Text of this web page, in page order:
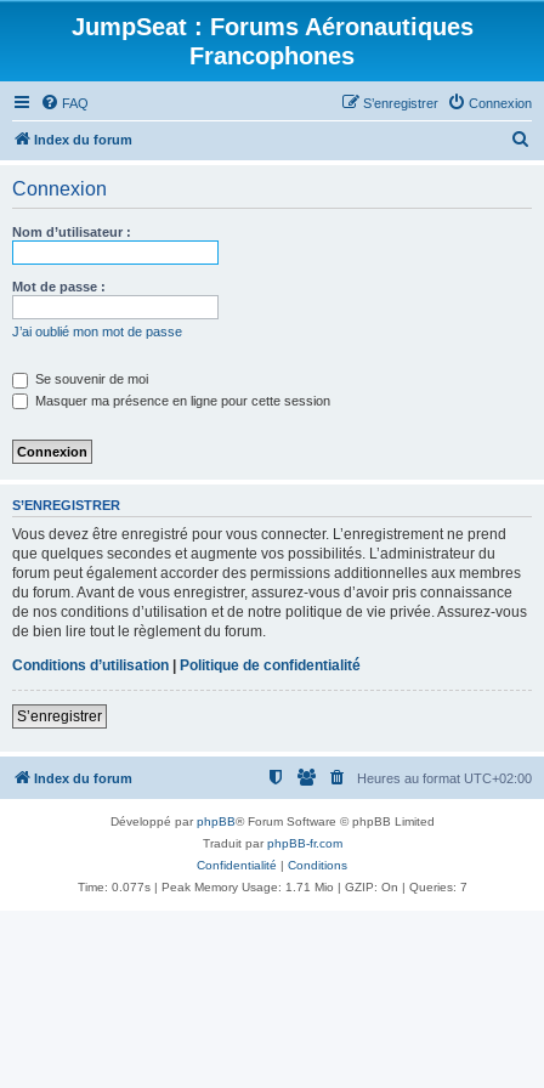
JumpSeat : Forums Aéronautiques
Francophones
FAQ Connexion
S’enregistrer
Index du forum
Connexion
Nom d’utilisateur :
Mot de passe :
J’ai oublié mon mot de passe
Se souvenir de moi
Masquer ma présence en ligne pour cette session
S’ENREGISTRER
Vous devez être enregistré pour vous connecter. L’enregistrement ne prend
que quelques secondes et augmente vos possibilités. L’administrateur du
forum peut également accorder des permissions additionnelles aux membres
du forum. Avant de vous enregistrer, assurez-vous d’avoir pris connaissance
de nos conditions d’utilisation et de notre politique de vie privée. Assurez-vous
de bien lire tout le règlement du forum.
Conditions d’utilisation | Politique de confidentialité
S’enregistrer
Index du forum Heures au format UTC+02:00
Développé parphpBB® Forum Software © phpBB Limited
Traduit parphpBB-fr.com
Confidentialité | Conditions
Time: 0.077s| Peak Memory Usage: 1.71 Mio | GZIP: On | Queries: 7